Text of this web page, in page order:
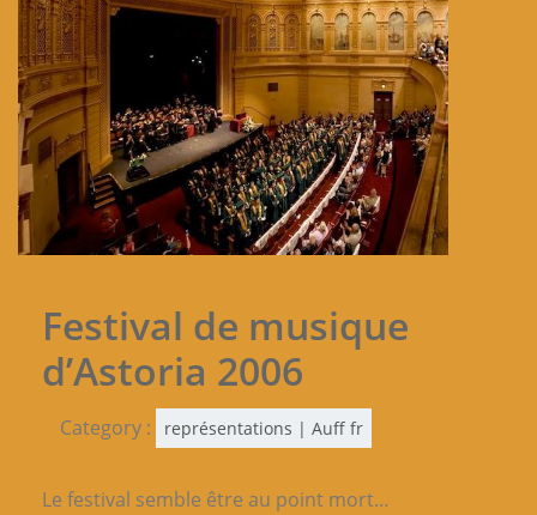
Festival de musique
d’Astoria 2006
Category : représentations | Auff fr
Le festival semble être au point mort…